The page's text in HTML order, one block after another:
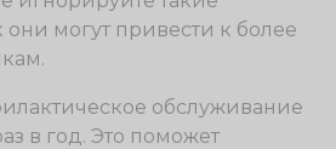
они могут привести к более
обслуживание
в год. Это поможет